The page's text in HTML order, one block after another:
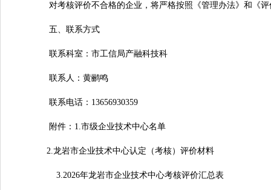
对考核评价不合格的企业，将严格按照《管理办法》和《评
五、联系方式
联系科室：市工信局产融科技科
联系人：黄鹂鸣
联系电话：13656930359
附件：1.市级企业技术中心名单
2.龙岩市企业技术中心认定（考核）评价材料
3.2026年龙岩市企业技术中心考核评价汇总表